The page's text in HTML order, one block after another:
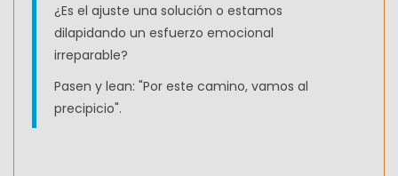
¿Es el ajuste una solución o estamos
dilapidando un esfuerzo emocional
irreparable?
Pasen y lean: "Por este camino, vamos al
precipicio".